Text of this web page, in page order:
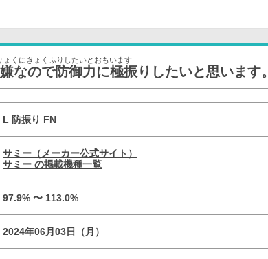
ょくにきょくふりしたいとおもいます
なので防御力に極振りしたいと思います。
L 防振り FN
サミー（メーカー公式サイト）
サミー の掲載機種一覧
97.9% 〜 113.0%
2024年06月03日（月）